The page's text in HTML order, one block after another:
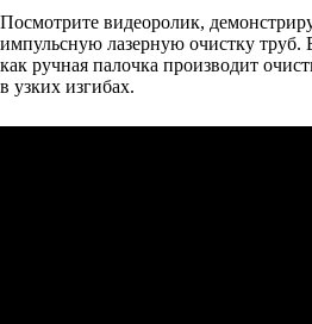
Посмотрите видеоролик,
импульсную лазерную очистку труб.
как ручная палочка производит
в узких изгибах.